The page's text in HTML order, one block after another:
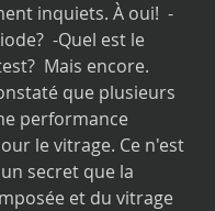
inquiets. À oui!  -
-Quel est le
Mais encore.
que plusieurs
performance
le vitrage. Ce n'est
secret que la
et du vitrage